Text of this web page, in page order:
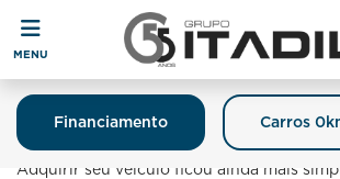
MENU
Carros
Financiamento
Financiamento
Adquirir seu veículo ficou ainda mais